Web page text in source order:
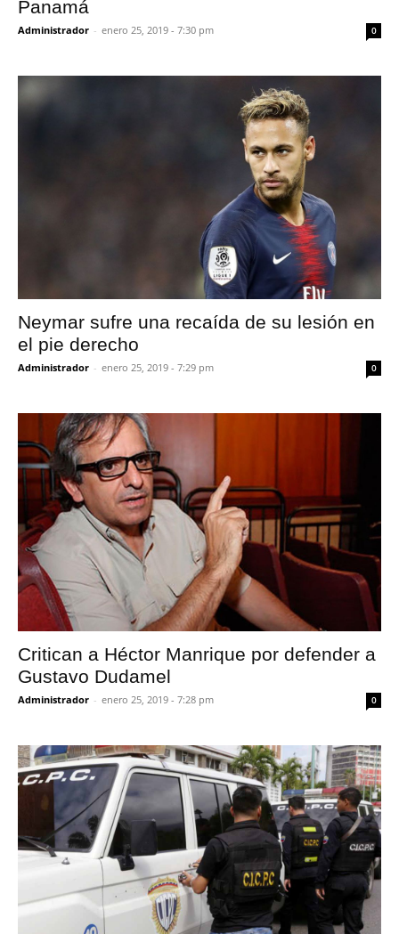
Panamá
Administrador - enero 25, 2019 - 7:30 pm 0
Neymar sufre una recaída de su lesión en
el pie derecho
Administrador - enero 25, 2019 - 7:29 pm 0
Critican a Héctor Manrique por defender a
Gustavo Dudamel
Administrador - enero 25, 2019 - 7:28 pm 0